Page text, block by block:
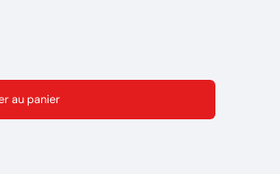
au panier